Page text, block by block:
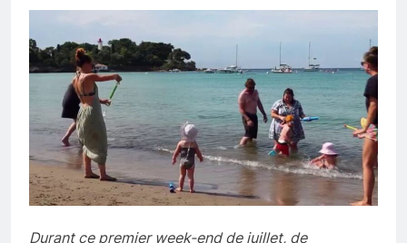
Durant ce premier week-end de juillet, de